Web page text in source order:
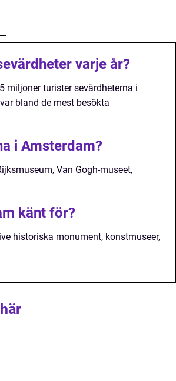
varje år?
miljoner turister sevärdheterna i
bland de mest besökta
i Amsterdam?
Van Gogh-museet,
känt för?
historiska monument, konstmuseer,